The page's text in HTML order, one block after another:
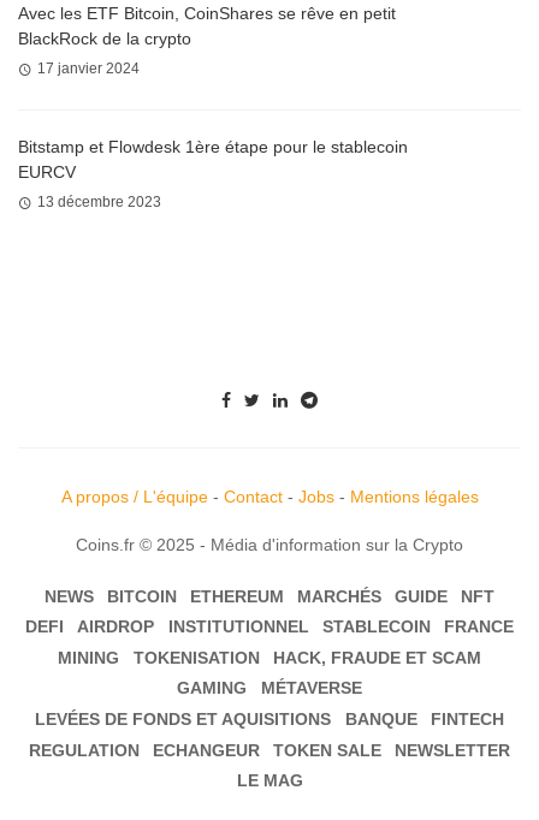
Avec les ETF Bitcoin, CoinShares se rêve en petit
BlackRock de la crypto
17 janvier 2024
Bitstamp et Flowdesk 1ère étape pour le stablecoin
EURCV
13 décembre 2023
A propos / L'équipe- Contact- Jobs- Mentions légales
Coins.fr © 2025 - Média d'information sur la Crypto
NEWS BITCOIN ETHEREUM MARCHÉS GUIDE
NFT
DEFI
AIRDROP INSTITUTIONNEL STABLECOIN
FRANCE
MINING
TOKENISATION
HACK, FRAUDE ET SCAM
GAMING
MÉTAVERSE
LEVÉES DE FONDS ET AQUISITIONS
BANQUE
FINTECH
REGULATION
ECHANGEUR TOKEN SALE
NEWSLETTER
LE MAG